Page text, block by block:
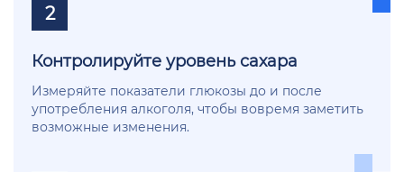
2
Контролируйте уровень сахара
Измеряйте показатели глюкозы до и после
употребления алкоголя, чтобы вовремя заметить
возможные изменения.